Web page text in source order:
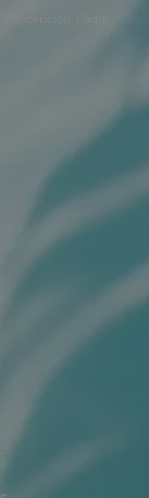
Cádiz,